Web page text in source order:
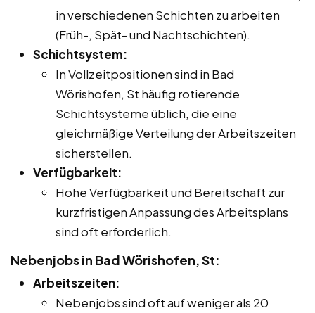
in verschiedenen Schichten zu arbeiten
(Früh-, Spät- und Nachtschichten).
Schichtsystem:
In Vollzeitpositionen sind in Bad
Wörishofen, St häufig rotierende
Schichtsysteme üblich, die eine
gleichmäßige Verteilung der Arbeitszeiten
sicherstellen.
Verfügbarkeit:
Hohe Verfügbarkeit und Bereitschaft zur
kurzfristigen Anpassung des Arbeitsplans
sind oft erforderlich.
Nebenjobs in Bad Wörishofen, St:
Arbeitszeiten:
Nebenjobs sind oft auf weniger als 20